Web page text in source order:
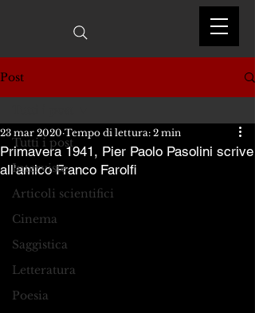
Post
Tutti i post
Interviste
Articoli scientifici
Cinema
Saggistica
Letteratura
Poesia
Primavera 1941, Pier Paolo Pasolini scrive
all'amico Franco Farolfi
23 mar 2020 Tempo di lettura: 2 min